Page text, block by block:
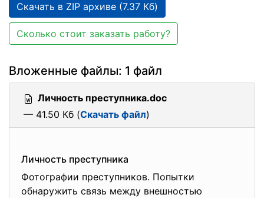
Скачать в ZIP архиве (7.37 Кб)
Сколько стоит заказать работу?
Вложенные файлы: 1 файл
Личность преступника.doc
— 41.50 Кб (Скачать файл)
Личность преступника
Фотографии преступников. Попытки
обнаружить связь между внешностью